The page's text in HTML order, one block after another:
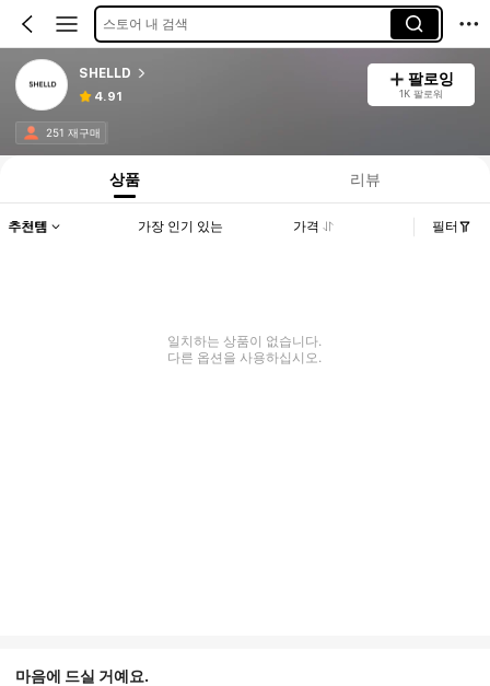
스토어 내 검색
SHELLD
4.91
팔로잉
1K 팔로워
251 재구매
상품 리뷰
추천템 가장 인기 있는 가격 필터
일치하는 상품이 없습니다.
다른 옵션을 사용하십시오.
마음에 드실 거예요.